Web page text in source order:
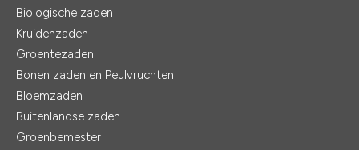
Biologische zaden
Kruidenzaden
Groentezaden
Bonen zaden en Peulvruchten
Bloemzaden
Buitenlandse zaden
Groenbemester